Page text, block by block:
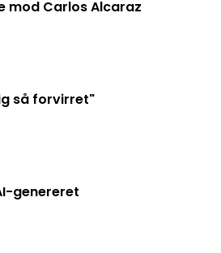
mod Carlos Alcaraz
så forvirret"
genereret